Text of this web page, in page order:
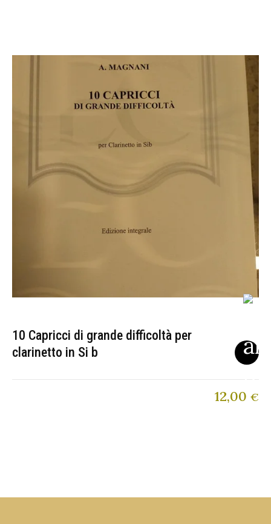
10 Capricci di grande difficoltà per
clarinetto in Si b
12,00 €